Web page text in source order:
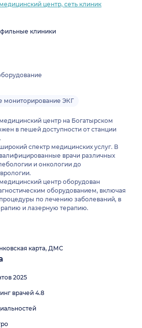
центр, сеть клиник
клиники
мониторирование ЭКГ
центр на Богатырском
в пешей доступности от станции
спектр медицинских услуг. В
врачи различных
и онкологии до
центр оборудован
оборудованием, включая
по лечению заболеваний, в
и лазерную терапию.
карта, ДМС
2025
врачей 4.8